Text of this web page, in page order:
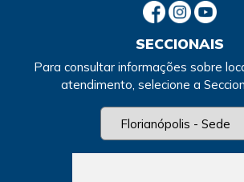
SECCIONAIS
Para consultar informações sobre
atendimento, selecione a